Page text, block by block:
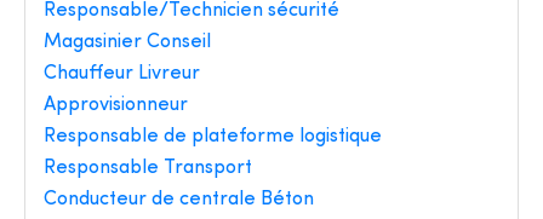
Responsable/Technicien sécurité
Magasinier Conseil
Chauffeur Livreur
Approvisionneur
Responsable de plateforme logistique
Responsable Transport
Conducteur de centrale Béton